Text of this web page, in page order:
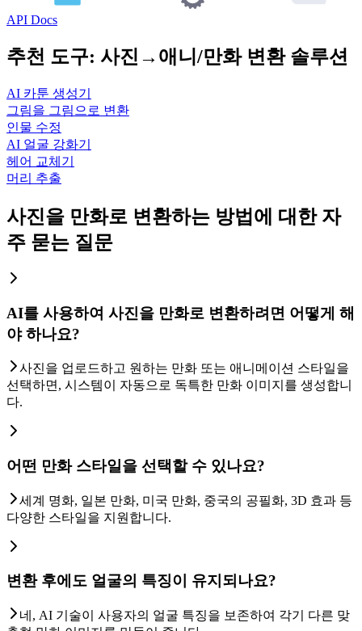
API Docs
추천 도구: 사진→애니/만화 변환 솔루션
AI 카툰 생성기
그림을 그림으로 변환
인물 수정
AI 얼굴 강화기
헤어 교체기
머리 추출
사진을 만화로 변환하는 방법에 대한 자
주 묻는 질문
AI를 사용하여 사진을 만화로 변환하려면 어떻게 해
야 하나요?
사진을 업로드하고 원하는 만화 또는 애니메이션 스타일을
선택하면, 시스템이 자동으로 독특한 만화 이미지를 생성합니
다.
어떤 만화 스타일을 선택할 수 있나요?
세계 명화, 일본 만화, 미국 만화, 중국의 공필화, 3D 효과 등
다양한 스타일을 지원합니다.
변환 후에도 얼굴의 특징이 유지되나요?
네, AI 기술이 사용자의 얼굴 특징을 보존하여 각기 다른 맞